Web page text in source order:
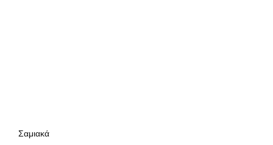
Σαμιακά